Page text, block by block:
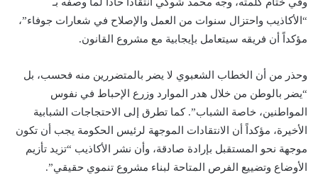
“الأكاذيب واحتزال سنوات من العمل والإصلاح في شعارات جوفاء”،
مؤكداً أن فريقه سيتعامل بإيجابية مع مشروع القانون.
وحذر من أن الخطاب الشعبوي لا يضر بالمتضررين منه فحسب، بل
“يضر بالوطن من خلال هدر الموارد وزرع الإحباط في نفوس
المواطنين، خاصة الشباب”. كما تطرق إلى الاحتجاجات الشبابية
الأخيرة، مؤكداً أن الانتقادات الموجهة لرئيس الحكومة يجب أن تكون
موجهة نحو المستقبل بإرادة صادقة، وأن نشر الأكاذيب “تزيد تأزيم
الأوضاع وتضييع الفرص المتاحة لبناء مشروع تنموي حقيقي”.